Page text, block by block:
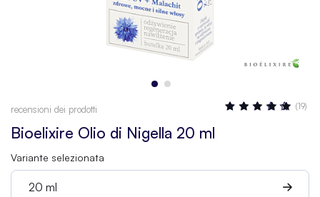
Bioelixire Olio di Nigella 20 ml
Valutazione: (19)
recensioni dei prodotti
Variante selezionata
20 ml